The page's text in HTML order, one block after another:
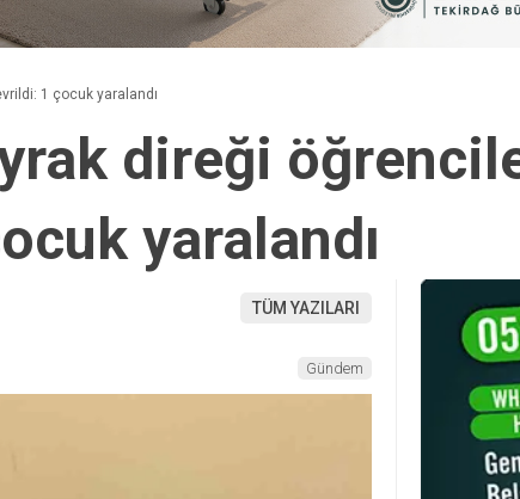
1 çocuk yaralandı
direği
yaralandı
TÜM YAZILARI
Gündem